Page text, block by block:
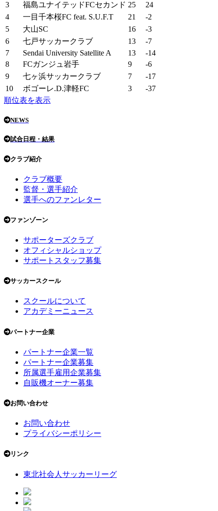
3
福島ユナイテッドFCセカンド 25
24
4
一目千本桜FC feat. S.U.F.T 21
-2
5
大山SC 16
-3
6
七戸サッカークラブ 13
-7
7
Sendai University Satellite A 13
-14
8
FCガンジュ岩手 9
-6
9
七ヶ浜サッカークラブ 7
-17
10
ボゴーレ.D.津軽FC 3
-37
順位表を表示
NEWS
試合日程・結果
クラブ紹介
クラブ概要
監督・選手紹介
選手へのファンレター
ファンゾーン
サポーターズクラブ
オフィシャルショップ
サポートスタッフ募集
サッカースクール
スクールについて
アカデミーニュース
パートナー企業
パートナー企業一覧
パートナー企業募集
所属選手雇用企業募集
自販機オーナー募集
お問い合わせ
お問い合わせ
プライバシーポリシー
リンク
東北社会人サッカーリーグ